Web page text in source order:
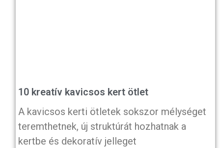
10 kreatív kavicsos kert ötlet
A kavicsos kerti ötletek sokszor mélységet
teremthetnek, új struktúrát hozhatnak a
kertbe és dekoratív jelleget